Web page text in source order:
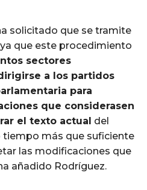
solicitado que se tramite
que este procedimiento
sectores
a los partidos
para
que considerasen
el texto actual del
tiempo más que suficiente
las modificaciones que
añadido Rodríguez.